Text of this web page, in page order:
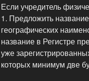
Если учредитель
1. Предложить
географических
название в Регистре
уже
которых минимум две